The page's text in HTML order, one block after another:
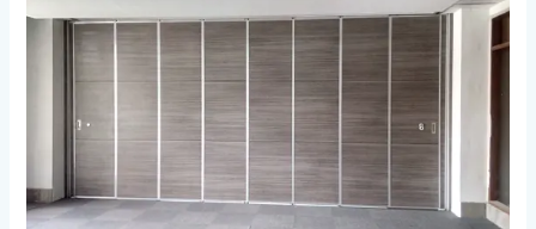
Pintu
Partisi